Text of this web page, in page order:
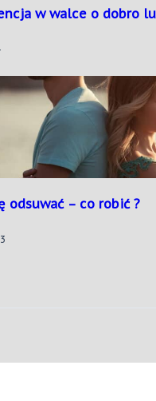
w walce o dobro
odsuwać – co robić ?